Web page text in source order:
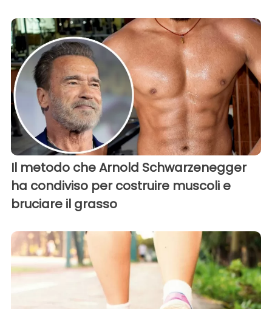
Il metodo che Arnold Schwarzenegger
ha condiviso per costruire muscoli e
bruciare il grasso